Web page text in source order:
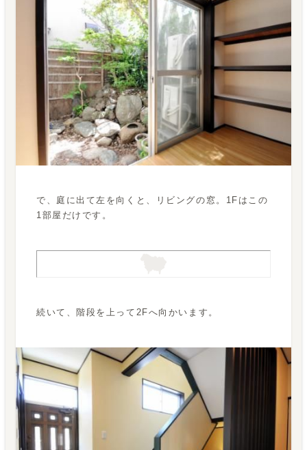
で、庭に出て左を向くと、リビングの窓。1Fはこの
1部屋だけです。
続いて、階段を上って2Fへ向かいます。